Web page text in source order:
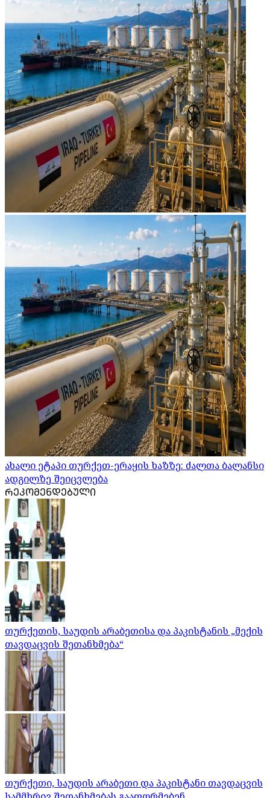
ახალი ეტაპი თურქეთ-ერაყის ხაზზე: ძალთა ბალანსი
ადგილზე შეიცვლება
ᲠᲔᲙᲝᲛᲔᲜᲓᲔᲑᲣᲚᲘ
თურქეთის, საუდის არაბეთისა და პაკისტანის „მექის
თავდაცვის შეთანხმება“
თურქეთი, საუდის არაბეთი და პაკისტანი თავდაცვის